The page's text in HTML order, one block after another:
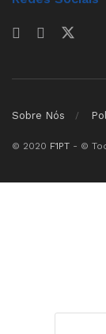
Sobre Nós
© 2020 F1PT - ©